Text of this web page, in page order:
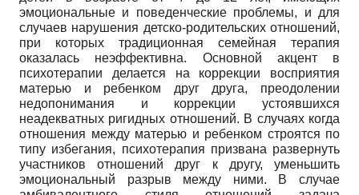
эмоциональные и поведенческие проблемы, и для
случаев нарушения детско-родительских отношений,
при которых традиционная семейная терапия
оказалась неэффективна. Основной акцент в
психотерапии делается на коррекции восприятия
матерью и ребенком друг друга, преодолении
недопонимания и коррекции устоявшихся
неадекватных ригид­ных отношений. В случаях когда
отношения между матерью и ребенком строятся по
типу избегания, психотерапия призвана развернуть
участников отношений друг к другу, уменьшить
эмоциональный разрыв между ними. В случае